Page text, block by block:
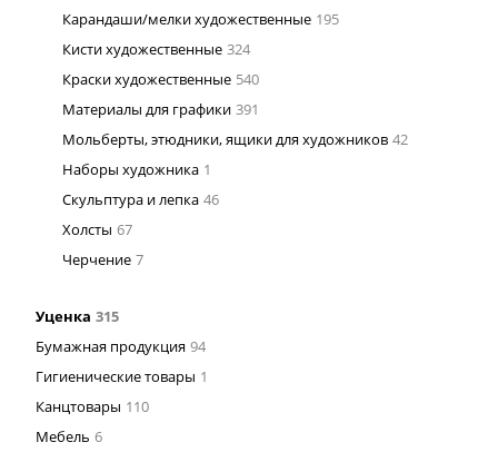
Карандаши/мелки художественные 195
Кисти художественные 324
Краски художественные 540
Материалы для графики 391
Мольберты, этюдники, ящики для художников 42
Наборы художника 1
Скульптура и лепка 46
Холсты 67
Черчение 7
Уценка 315
Бумажная продукция 94
Гигиенические товары 1
Канцтовары 110
Мебель 6